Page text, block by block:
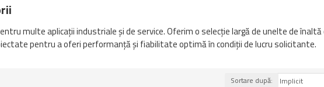
multe aplicații industriale și de service. Oferim o selecție largă de unelte de înaltă
pentru a oferi performanță și fiabilitate optimă în condiții de lucru solicitante.
Sortare după: